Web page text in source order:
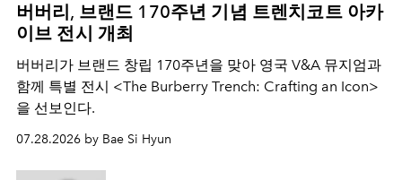
버버리, 브랜드 170주년 기념 트렌치코트 아카
이브 전시 개최
버버리가 브랜드 창립 170주년을 맞아 영국 V&A 뮤지엄과
함께 특별 전시 <The Burberry Trench: Crafting an Icon>
을 선보인다.
07.28.2026 by Bae Si Hyun